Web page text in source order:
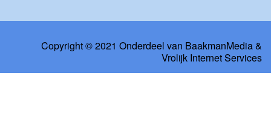
Copyright © 2021 Onderdeel van BaakmanMedia&
Vrolijk Internet Services